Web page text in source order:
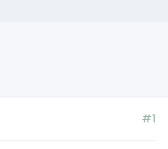
#1